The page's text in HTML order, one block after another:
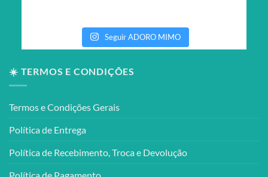
Seguir ADORO MIMO
☀️ TERMOS E CONDIÇÕES
Termos e Condições Gerais
Política de Entrega
Política de Recebimento, Troca e Devolução